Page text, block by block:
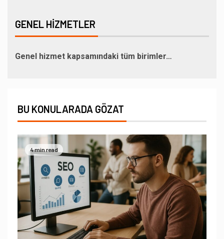
GENEL HIZMETLER
Genel hizmet kapsamındaki tüm birimler…
BU KONULARADA GÖZAT
4 min read